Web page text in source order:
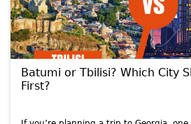
Batumi or Tbilisi? Which City
First?